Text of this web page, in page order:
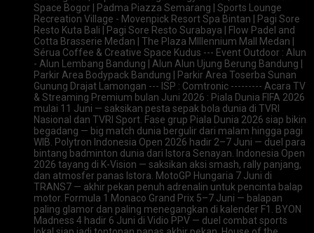
Space Bogor | Padma Piazza Semarang | Sports Lounge
Recreation Village - Movenpick Resort Spa Bintan | Pagi Sore
Resto Kuta Bali | Pagi Sore Resto Surabaya | Flow Padel and
Cotta Brasserie Medan | The Plaza Mlllennium Mall Medan |
Sérua Coffee & Creative Space Kudus --- Event Outdoor : Alun
- Alun Lembang Bandung | Alun Alun Ujung Berung Bandung |
Parkir Area Bodypack Bandung | Parkir Area Toserba Sunan
Gunung Drajat Lamongan --- ISP : Comtronic --------- Acara TV
& Streaming Premium bulan Juni 2026 : Piala Dunia FIFA 2026
mulai 11 Juni — saksikan pesta sepak bola dunia di TVRI
Nasional dan TVRI Sport. Fase grup Piala Dunia 2026 siap bikin
begadang — big match dunia bergulir dari malam hingga pagi
WIB. Polytron Indonesia Open 2026 hadir 2–7 Juni — duel para
bintang badminton dunia dari Istora Senayan. Indonesia Open
2026 tayang di K-Vision — saksikan aksi smash, rally panjang,
dan atmosfer panas Istora. MotoGP Hungaria 7 Juni di
TRANS7 — akhir pekan penuh adrenalin untuk pencinta balap
motor. Formula 1 Monaco Grand Prix 5–7 Juni — balapan
paling glamor dan paling menegangkan di kalender F1. BYON
Madness 4 hadir 6 Juni di Vidio PPV — duel combat sports